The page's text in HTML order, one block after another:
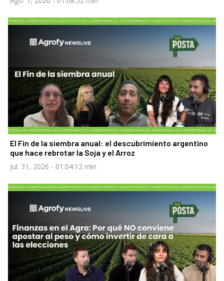
El Fin de la siembra anual: el descubrimiento argentino
que hace rebrotar la Soja y el Arroz
Jul. 31, 2026 - 01:04:12 min